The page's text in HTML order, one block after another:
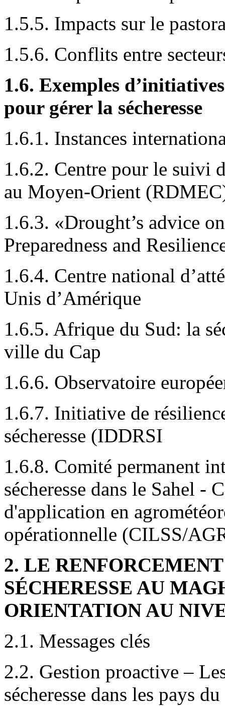
1.5.5. Impacts sur le
1.5.6. Conflits entre
1.6. Exemples
pour gérer la sécheresse
1.6.1. Instances
1.6.2. Centre pour le suivi
au Moyen-Orient
1.6.3. «Drought’s advice
Preparedness and
1.6.4. Centre national
Unis d’Amérique
1.6.5. Afrique du Sud: la
ville du Cap
1.6.6. Observatoire
1.6.7. Initiative de
sécheresse (IDDRSI
1.6.8. Comité permanent
sécheresse dans le Sahel -
d'application en
opérationnelle (CILSS/
2. LE
SÉCHERESSE AU
ORIENTATION AU
2.1. Messages clés
2.2. Gestion proactive –
sécheresse dans les pays